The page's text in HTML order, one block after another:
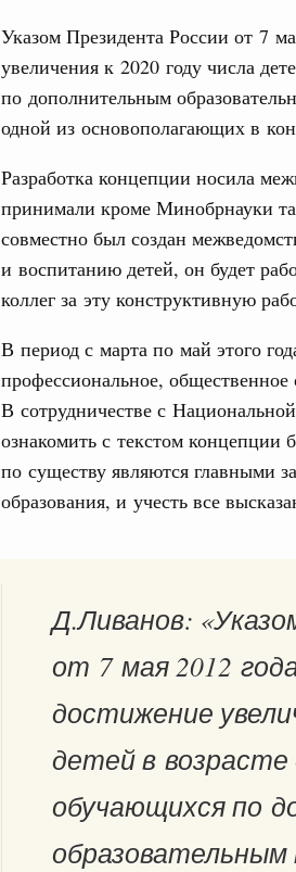
Указом Президента России от 7
увеличения к 2020 году числа
по дополнительным
одной из основополагающих в
Разработка концепции носила
принимали кроме Минобрнауки
совместно был создан
и воспитанию детей, он будет
коллег за эту конструктивную
В период с марта по май этого
профессиональное,
В сотрудничестве с
ознакомить с текстом концепции
по существу являются главными
образования, и учесть все
Д.Ливанов:
от 7 мая 2012
достижение
детей в
обучающихся по
образовательным